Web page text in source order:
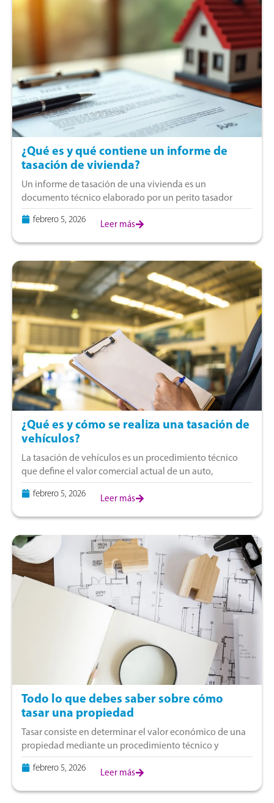
¿Qué es y qué contiene un informe de
tasación de vivienda?
Un informe de tasación de una vivienda es un
documento técnico elaborado por un perito tasador
acreditado. Su finalidad es determinar el valor comercial
actual de un inmueble, considerando su
febrero 5, 2026 Leer más
¿Qué es y cómo se realiza una tasación de
vehículos?
La tasación de vehículos es un procedimiento técnico
que define el valor comercial actual de un auto,
camioneta o motocicleta. El análisis lo realiza un perito o
una empresa especializada,
febrero 5, 2026 Leer más
Todo lo que debes saber sobre cómo
tasar una propiedad
Tasar consiste en determinar el valor económico de una
propiedad mediante un procedimiento técnico y
normado. Esta labor la realiza un perito tasador
acreditado, quien analiza la propiedad desde distintos
febrero 5, 2026 Leer más